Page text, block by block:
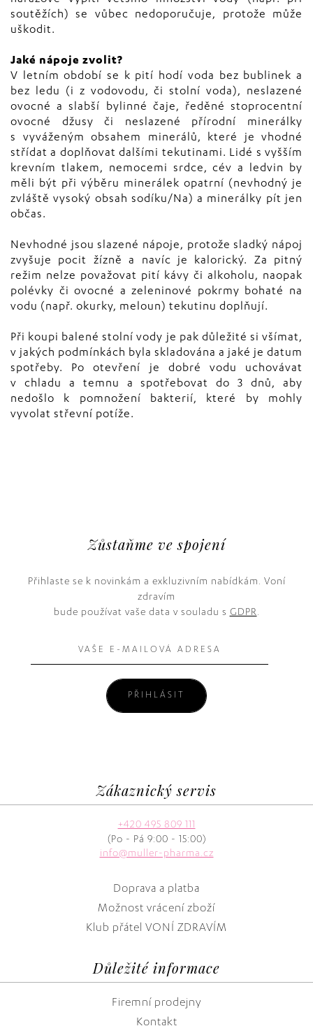
soutěžích) se vůbec nedoporučuje, protože může
uškodit.
Jaké nápoje zvolit?
V letním období se k pití hodí voda bez bublinek a
bez ledu (i z vodovodu, či stolní voda), neslazené
ovocné a slabší bylinné čaje, ředěné stoprocentní
ovocné džusy či neslazené přírodní minerálky
s vyváženým obsahem minerálů, které je vhodné
střídat a doplňovat dalšími tekutinami. Lidé s vyšším
krevním tlakem, nemocemi srdce, cév a ledvin by
měli být při výběru minerálek opatrní (nevhodný je
zvláště vysoký obsah sodíku/Na) a minerálky pít jen
občas.
Nevhodné jsou slazené nápoje, protože sladký nápoj
zvyšuje pocit žízně a navíc je kalorický. Za pitný
režim nelze považovat pití kávy či alkoholu, naopak
polévky či ovocné a zeleninové pokrmy bohaté na
vodu (např. okurky, meloun) tekutinu doplňují.
Při koupi balené stolní vody je pak důležité si všímat,
v jakých podmínkách byla skladována a jaké je datum
spotřeby. Po otevření je dobré vodu uchovávat
v chladu a temnu a spotřebovat do 3 dnů, aby
nedošlo k pomnožení bakterií, které by mohly
vyvolat střevní potíže.
Zůstaňme ve spojení
Přihlaste se k novinkám a exkluzivním nabídkám. Voní
zdravím
bude používat vaše data v souladu s GDPR.
PŘIHLÁSIT
Zákaznický servis
+420 495 809 111
(Po - Pá 9:00 - 15:00)
info@muller-pharma.cz
Doprava a platba
Možnost vrácení zboží
Klub přátel VONÍ ZDRAVÍM
Důležité informace
Firemní prodejny
Kontakt